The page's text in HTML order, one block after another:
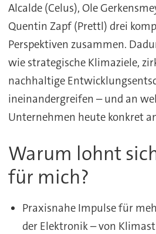
Alcalde (Celus), Ole
Quentin Zapf (Prettl) drei
Perspektiven zusammen.
wie strategische Klimaziele,
nachhaltige
ineinandergreifen – und an
Unternehmen heute konkret
Warum lohnt
für mich?
Praxisnahe Impulse für
der Elektronik – von